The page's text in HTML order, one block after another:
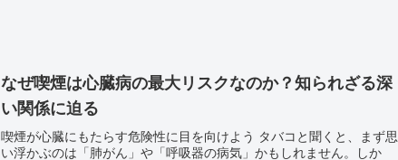
なぜ喫煙は心臓病の最大リスクなのか？知られざる深
い関係に迫る
喫煙が心臓にもたらす危険性に目を向けよう タバコと聞くと、まず思
い浮かぶのは「肺がん」や「呼吸器の病気」かもしれません。しか